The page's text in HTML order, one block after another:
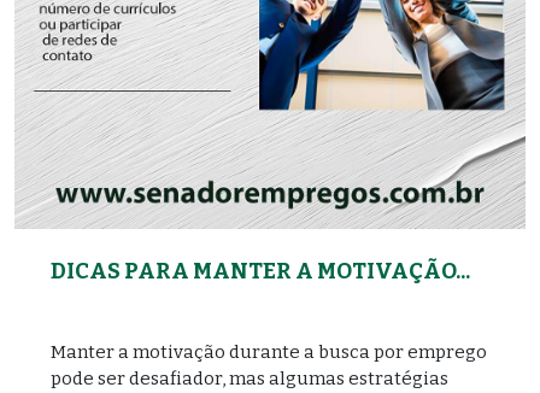
DICAS PARA MANTER A MOTIVAÇÃO...
Manter a motivação durante a busca por emprego
pode ser desafiador, mas algumas estratégias